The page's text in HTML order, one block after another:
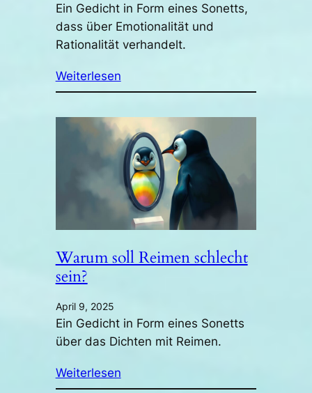
Ein Gedicht in Form eines Sonetts,
dass über Emotionalität und
Rationalität verhandelt.
Weiterlesen
Warum soll Reimen schlecht
sein?
April 9, 2025
Ein Gedicht in Form eines Sonetts
über das Dichten mit Reimen.
Weiterlesen